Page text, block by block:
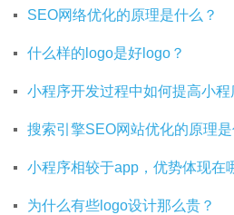
SEO网络优化的原理是什么？
什么样的logo是好logo？
小程序开发过程中如何提高小
搜索引擎SEO网站优化的原理是
小程序相较于app，优势体现在
为什么有些logo设计那么贵？